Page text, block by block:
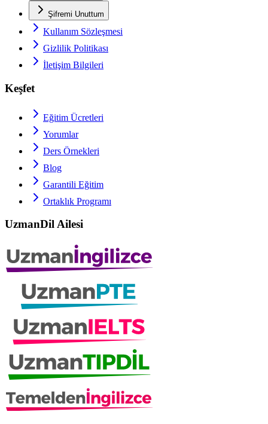
Şifremi Unuttum
Kullanım Sözleşmesi
Gizlilik Politikası
İletişim Bilgileri
Keşfet
Eğitim Ücretleri
Yorumlar
Ders Örnekleri
Blog
Garantili Eğitim
Ortaklık Programı
UzmanDil Ailesi